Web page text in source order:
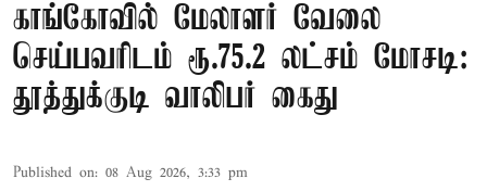
காங்கோவில் மேலாளர் வேலை
செய்பவரிடம் ரூ.75.2 லட்சம் மோசடி:
தூத்துக்குடி வாலிபர் கைது
Published on: 08 Aug 2026, 3:33 pm